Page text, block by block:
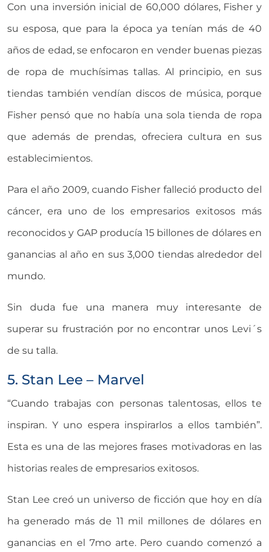
Con una inversión inicial de 60,000 dólares, Fisher y
su esposa, que para la época ya tenían más de 40
años de edad, se enfocaron en vender buenas piezas
de ropa de muchísimas tallas. Al principio, en sus
tiendas también vendían discos de música, porque
Fisher pensó que no había una sola tienda de ropa
que además de prendas, ofreciera cultura en sus
establecimientos.
Para el año 2009, cuando Fisher falleció producto del
cáncer, era uno de los empresarios exitosos más
reconocidos y GAP producía 15 billones de dólares en
ganancias al año en sus 3,000 tiendas alrededor del
mundo.
Sin duda fue una manera muy interesante de
superar su frustración por no encontrar unos Levi´s
de su talla.
5. Stan Lee – Marvel
“Cuando trabajas con personas talentosas, ellos te
inspiran. Y uno espera inspirarlos a ellos también”.
Esta es una de las mejores frases motivadoras en las
historias reales de empresarios exitosos.
Stan Lee creó un universo de ficción que hoy en día
ha generado más de 11 mil millones de dólares en
ganancias en el 7mo arte. Pero cuando comenzó a